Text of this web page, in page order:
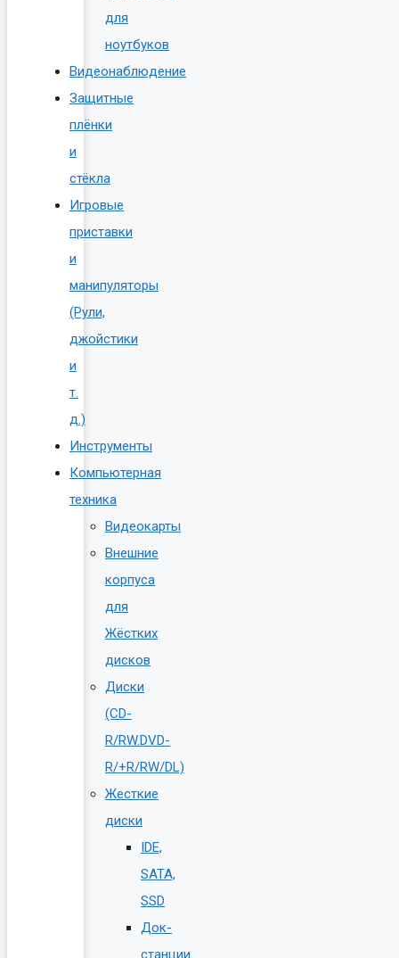
для
ноутбуков
Видеонаблюдение
Защитные
плёнки
и
стёкла
Игровые
приставки
и
манипуляторы
(Рули,
джойстики
и
т.
д.)
Инструменты
Компьютерная
техника
Видеокарты
Внешние
корпуса
для
Жёстких
дисков
Диски
(CD-
R/RW.DVD-
R/+R/RW/DL)
Жесткие
диски
IDE,
SATA,
SSD
Док-
станции